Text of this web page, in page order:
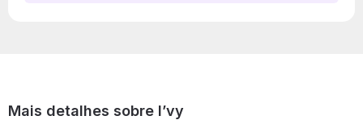
Mais detalhes sobre I’vy